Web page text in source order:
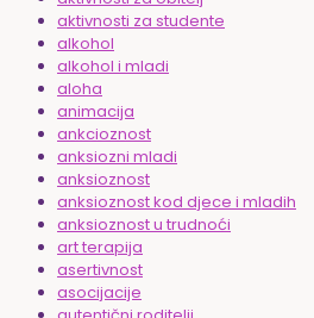
aktivnosti za studente
alkohol
alkohol i mladi
aloha
animacija
ankcioznost
anksiozni mladi
anksioznost
anksioznost kod djece i mladih
anksioznost u trudnoći
art terapija
asertivnost
asocijacije